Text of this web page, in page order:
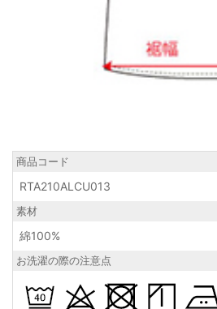
商品コード
RTA210ALCU013
素材
綿100%
お洗濯の際の注意点